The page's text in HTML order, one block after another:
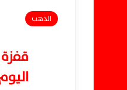
الذهب